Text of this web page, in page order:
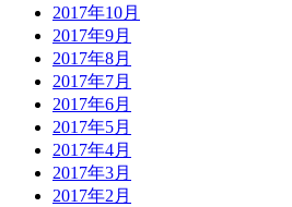
2017年10月
2017年9月
2017年8月
2017年7月
2017年6月
2017年5月
2017年4月
2017年3月
2017年2月